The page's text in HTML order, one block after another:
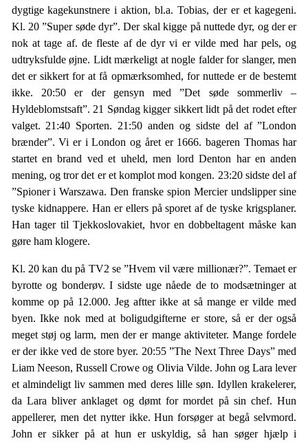
dygtige kagekunstnere i aktion, bl.a. Tobias, der er et kagegeni.
Kl. 20 ”Super søde dyr”. Der skal kigge på nuttede dyr, og der er
nok at tage af. de fleste af de dyr vi er vilde med har pels, og
udtryksfulde øjne. Lidt mærkeligt at nogle falder for slanger, men
det er sikkert for at få opmærksomhed, for nuttede er de bestemt
ikke. 20:50 er der gensyn med ”Det søde sommerliv –
Hyldeblomstsaft”. 21 Søndag kigger sikkert lidt på det rodet efter
valget. 21:40 Sporten. 21:50 anden og sidste del af ”London
brænder”. Vi er i London og året er 1666. bageren Thomas har
startet en brand ved et uheld, men lord Denton har en anden
mening, og tror det er et komplot mod kongen. 23:20 sidste del af
”Spioner i Warszawa. Den franske spion Mercier undslipper sine
tyske kidnappere. Han er ellers på sporet af de tyske krigsplaner.
Han tager til Tjekkoslovakiet, hvor en dobbeltagent måske kan
gøre ham klogere.
Kl. 20 kan du på TV2 se ”Hvem vil være millionær?”. Temaet er
byrotte og bonderøv. I sidste uge nåede de to modsætninger at
komme op på 12.000. Jeg aftter ikke at så mange er vilde med
byen. Ikke nok med at boligudgifterne er store, så er der også
meget støj og larm, men der er mange aktiviteter. Mange fordele
er der ikke ved de store byer. 20:55 ”The Next Three Days” med
Liam Neeson, Russell Crowe og Olivia Vilde. John og Lara lever
et almindeligt liv sammen med deres lille søn. Idyllen krakelerer,
da Lara bliver anklaget og dømt for mordet på sin chef. Hun
appellerer, men det nytter ikke. Hun forsøger at begå selvmord.
John er sikker på at hun er uskyldig, så han søger hjælp i